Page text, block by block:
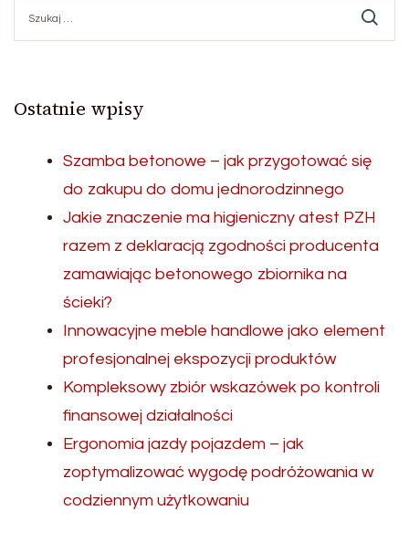
Ostatnie wpisy
Szamba betonowe – jak przygotować się
do zakupu do domu jednorodzinnego
Jakie znaczenie ma higieniczny atest PZH
razem z deklaracją zgodności producenta
zamawiając betonowego zbiornika na
ścieki?
Innowacyjne meble handlowe jako element
profesjonalnej ekspozycji produktów
Kompleksowy zbiór wskazówek po kontroli
finansowej działalności
Ergonomia jazdy pojazdem – jak
zoptymalizować wygodę podróżowania w
codziennym użytkowaniu